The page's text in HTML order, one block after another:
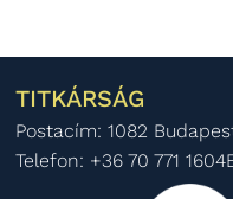
TITKÁRSÁG
Postacím: 1082
Telefon: +36 70 771 1604